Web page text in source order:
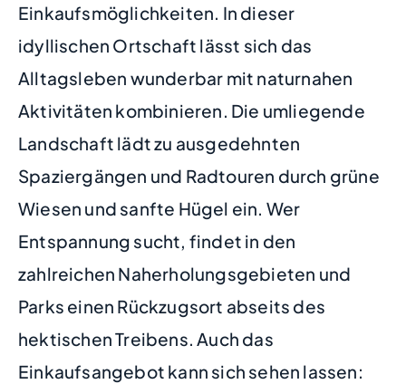
Einkaufsmöglichkeiten. In dieser
idyllischen Ortschaft lässt sich das
Alltagsleben wunderbar mit naturnahen
Aktivitäten kombinieren. Die umliegende
Landschaft lädt zu ausgedehnten
Spaziergängen und Radtouren durch grüne
Wiesen und sanfte Hügel ein. Wer
Entspannung sucht, findet in den
zahlreichen Naherholungsgebieten und
Parks einen Rückzugsort abseits des
hektischen Treibens. Auch das
Einkaufsangebot kann sich sehen lassen: